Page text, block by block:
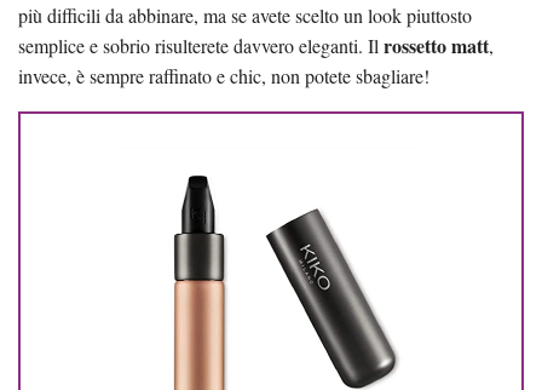
più difficili da abbinare, ma se avete scelto un look piuttosto
semplice e sobrio risulterete davvero eleganti. Il rossetto matt,
invece, è sempre raffinato e chic, non potete sbagliare!